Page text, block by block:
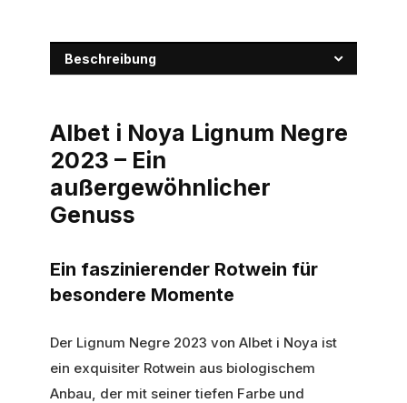
Beschreibung
Albet i Noya Lignum Negre
2023 – Ein
außergewöhnlicher
Genuss
Ein faszinierender Rotwein für
besondere Momente
Der Lignum Negre 2023 von Albet i Noya ist
ein exquisiter Rotwein aus biologischem
Anbau, der mit seiner tiefen Farbe und